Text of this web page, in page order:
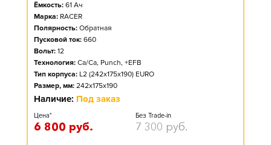
Ёмкость: 61 Ач
Марка: RACER
Полярность: Обратная
Пусковой ток: 660
Вольт: 12
Технология: Ca/Ca, Punch, +EFB
Тип корпуса: L2 (242x175x190) EURO
Размер, мм: 242x175x190
Наличие: Под заказ
Цена*
6 800 руб.
Без Trade-in
7 300 руб.